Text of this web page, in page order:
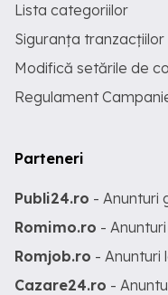
Lista categoriilor
Siguranța tranzacțiilor
Modifică setările de
Regulament
Parteneri
Publi24.ro - Anunturi
Romimo.ro -
Romjob.ro - Anunturi
Cazare24.ro -